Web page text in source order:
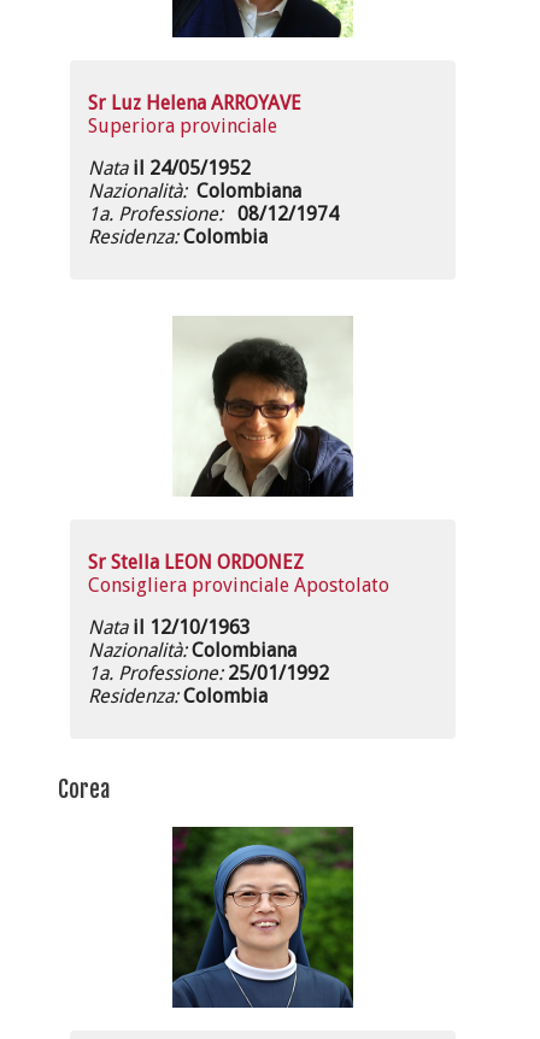
Sr Luz Helena ARROYAVE
Superiora provinciale
Nata il 24/05/1952
Nazionalità: Colombiana
1a. Professione: 08/12/1974
Residenza:Colombia
Sr Stella LEON ORDONEZ
Consigliera provinciale Apostolato
Nata il 12/10/1963
Nazionalità:Colombiana
1a. Professione:25/01/1992
Residenza:Colombia
Corea